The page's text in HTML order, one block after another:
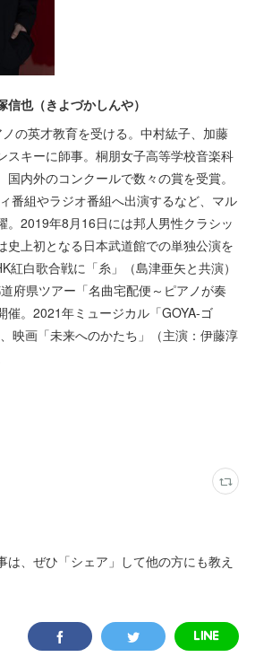
也（きよづかしんや）
の英才教育を受ける。中村紘子、加藤
スキーに師事。桐朋女子高等学校音楽科
国内外のコンクールで数々の賞を受賞。
番組やラジオ番組へ出演するなど、マル
。2019年8月16日には邦人男性クラシッ
史上初となる日本武道館での単独公演を
紅白歌合戦に「糸」（島津亜矢と共演）
府県ツアー「名曲宅配便～ピアノが奏
催。2021年ミュージカル「GOYA-ゴ
映画「未来へのかたち」（主演：伊藤淳
は、ぜひ「シェア」して他の方にも教え